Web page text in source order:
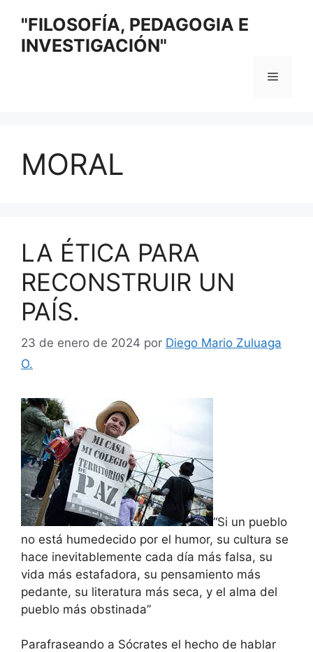
contenido
"FILOSOFÍA, PEDAGOGIA E
INVESTIGACIÓN"
Menú
MORAL
LA ÉTICA PARA
RECONSTRUIR UN
PAÍS.
23 de enero de 2024 por Diego Mario Zuluaga
O.
“Si un pueblo
no está humedecido por el humor, su cultura se
hace inevitablemente cada día más falsa, su
vida más estafadora, su pensamiento más
pedante, su literatura más seca, y el alma del
pueblo más obstinada”
Parafraseando a Sócrates el hecho de hablar